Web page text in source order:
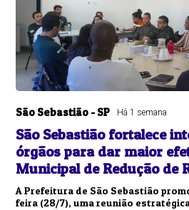
São Sebastião - SP Há 1 semana
São Sebastião fortalece
órgãos para dar maior
Municipal de Redução de
A Prefeitura de São Sebastião
feira (28/7), uma reunião